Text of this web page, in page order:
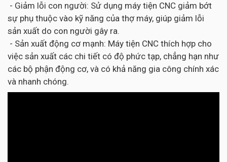
- Giảm lỗi con người: Sử dụng máy tiện CNC giảm bớt
sự phụ thuộc vào kỹ năng của thợ máy, giúp giảm lỗi
sản xuất do con người gây ra.
- Sản xuất động cơ mạnh: Máy tiện CNC thích hợp cho
việc sản xuất các chi tiết có độ phức tạp, chẳng hạn như
các bộ phận động cơ, và có khả năng gia công chính xác
và nhanh chóng.